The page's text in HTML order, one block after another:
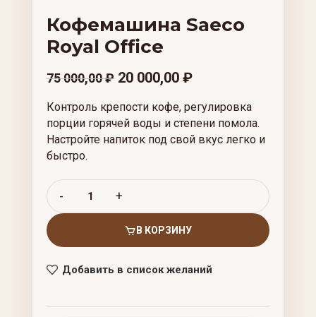
Кофемашина Saeco
Royal Office
75 000,00₽ 20 000,00 ₽
Контроль крепости кофе, регулировка
порции горячей воды и степени помола.
Настройте напиток под свой вкус легко и
быстро.
В КОРЗИНУ
Добавить в список желаний